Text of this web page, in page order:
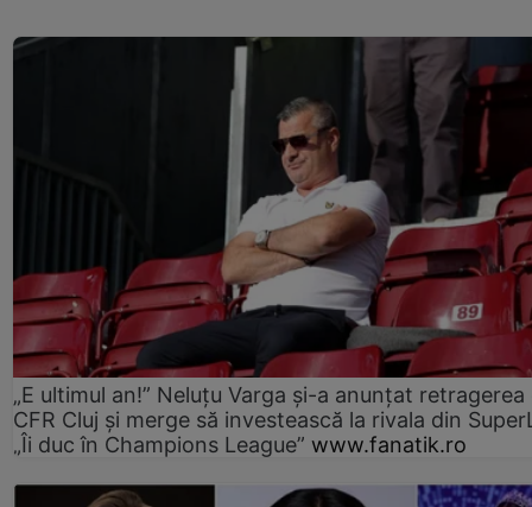
„E ultimul an!” Neluțu Varga și-a anunțat retragerea
CFR Cluj și merge să investească la rivala din
„Îi duc în Champions League” www.fanatik.ro